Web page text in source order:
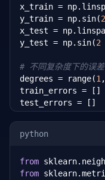
x_train =
y_train = np.sin(2
x_test =
y_test = np.sin(2
# 不同复杂度下的误差
degrees = range(1 ,
train_errors = []
test_errors = []
coeffs =
test_pred =
python
from
from